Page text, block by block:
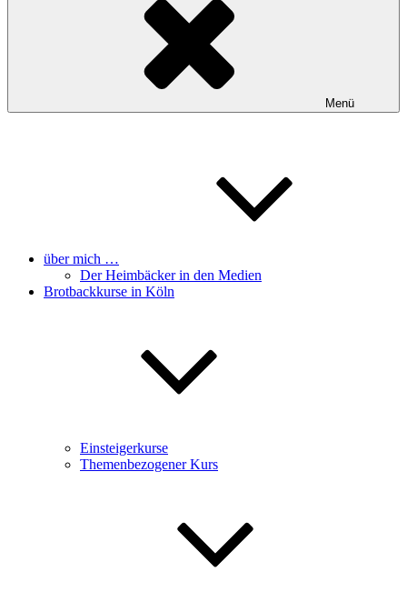
Menü
über mich …
Der Heimbäcker in den Medien
Brotbackkurse in Köln
Einsteigerkurse
Themenbezogener Kurs